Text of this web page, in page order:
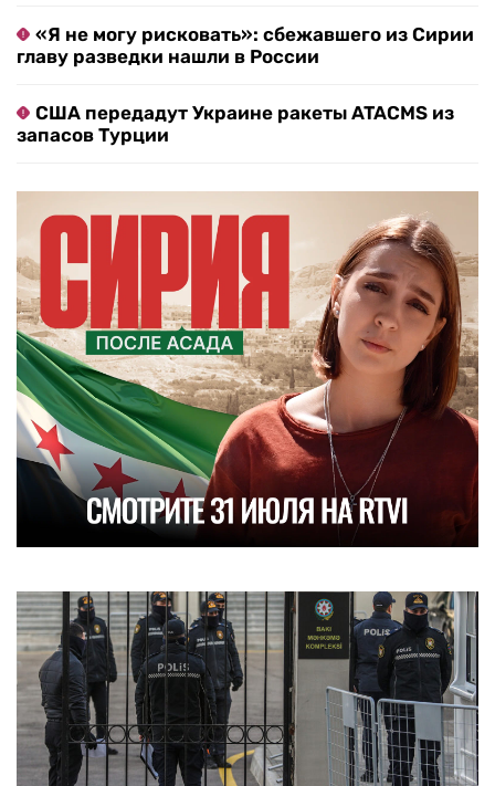
«Я не могу рисковать»: сбежавшего из Сирии
главу разведки нашли в России
США передадут Украине ракеты ATACMS из
запасов Турции